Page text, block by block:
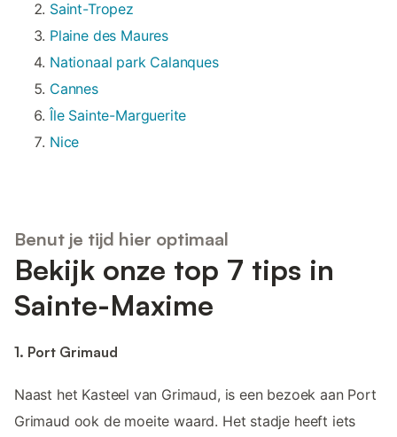
Saint-Tropez
Plaine des Maures
Nationaal park Calanques
Cannes
Île Sainte-Marguerite
Nice
Benut je tijd hier optimaal
Bekijk onze top 7 tips in
Sainte-Maxime
1. Port Grimaud
Naast het Kasteel van Grimaud, is een bezoek aan Port
Grimaud ook de moeite waard. Het stadje heeft iets